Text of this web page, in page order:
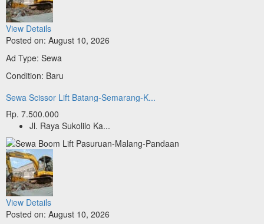
View Details
Posted on: August 10, 2026
Ad Type: Sewa
Condition: Baru
Sewa Scissor Lift Batang-Semarang-K...
Rp. 7.500.000
Jl. Raya Sukolilo Ka...
View Details
Posted on: August 10, 2026